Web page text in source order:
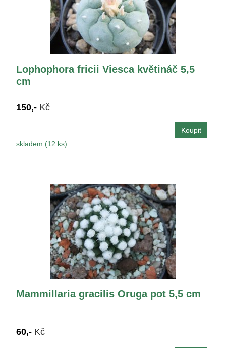
Lophophora fricii Viesca květináč 5,5
cm
150,- Kč
skladem (12 ks)
Mammillaria gracilis Oruga pot 5,5 cm
60,- Kč